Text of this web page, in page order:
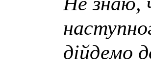
дійдемо